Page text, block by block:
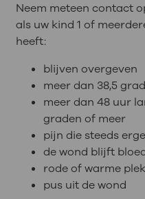
Neem meteen contact
als uw kind 1 of
heeft:
blijven overgeven
meer dan 38,5
meer dan 48 uur
graden of meer
pijn die steeds
de wond blijft
rode of warme
pus uit de wond